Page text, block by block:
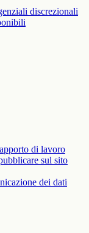
discrezionali
di lavoro
sul sito
dei dati